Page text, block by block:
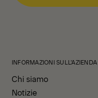
INFORMAZIONI SULL'AZIENDA
Chi siamo
Notizie